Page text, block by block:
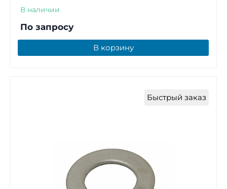
В наличии
По запросу
В корзину
Быстрый заказ